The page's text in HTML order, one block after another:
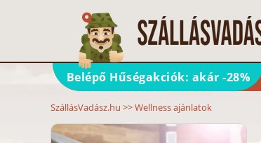
Belépő Hűségakciók: akár -28%
SzállásVadász.hu >>Wellness ajánlatok